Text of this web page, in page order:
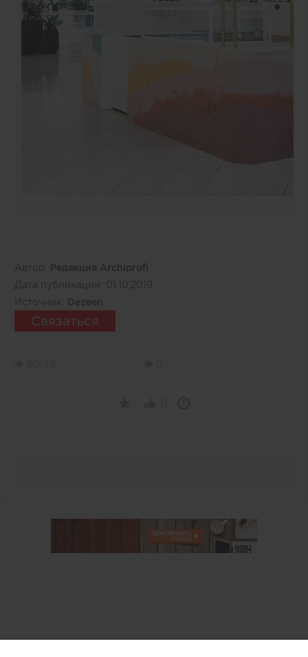
Автор:
Редакция Archiprofi
Дата публикации: 01.10.2019
Источник:
Dezeen
Связаться